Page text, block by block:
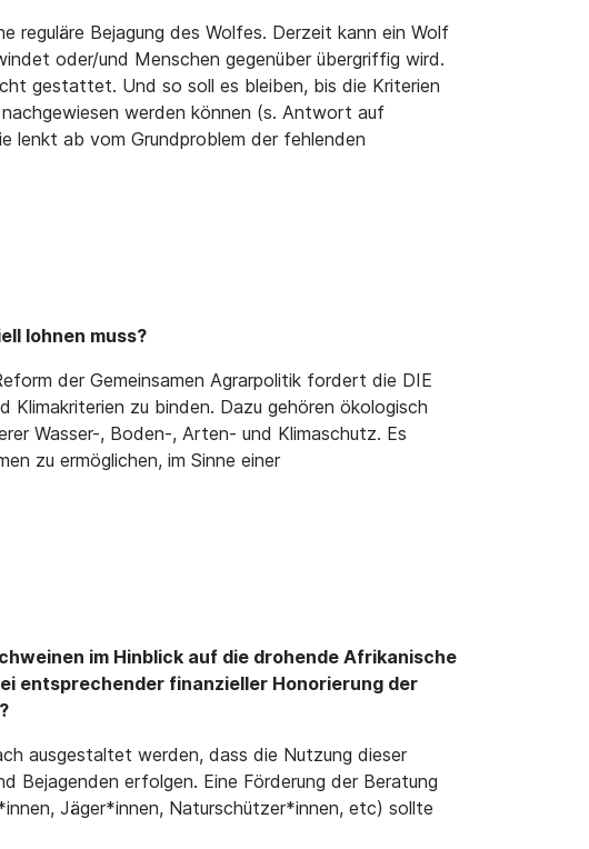
reguläre Bejagung des Wolfes. Derzeit kann ein Wolf
oder/und Menschen gegenüber übergriffig wird.
gestattet. Und so soll es bleiben, bis die Kriterien
werden können (s. Antwort auf
lenkt ab vom Grundproblem der fehlenden
lohnen muss?
der Gemeinsamen Agrarpolitik fordert die DIE
zu binden. Dazu gehören ökologisch
Wasser-, Boden-, Arten- und Klimaschutz. Es
zu ermöglichen, im Sinne einer
im Hinblick auf die drohende Afrikanische
entsprechender finanzieller Honorierung der
ausgestaltet werden, dass die Nutzung dieser
erfolgen. Eine Förderung der Beratung
Jäger*innen, Naturschützer*innen, etc) sollte